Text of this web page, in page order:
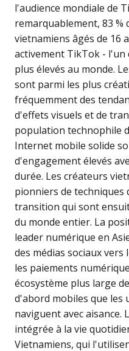
l'audience mondiale de
remarquablement, 83
vietnamiens âgés de 16
activement TikTok - l'un
plus élevés au monde.
sont parmi les plus
fréquemment des
d'effets visuels et de
population technophile
Internet mobile solide
d'engagement élevés
durée. Les créateurs
pionniers de techniques
transition qui sont
du monde entier. La
leader numérique en
des médias sociaux
les paiements
écosystème plus large
d'abord mobiles que les
naviguent avec aisance.
intégrée à la vie
Vietnamiens, qui